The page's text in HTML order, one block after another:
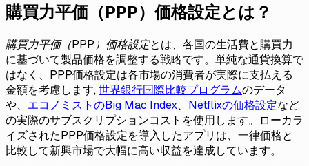
購買力平価（PPP）価格設定とは？
購買力平価（PPP）価格設定とは、各国の生活費と購買力
に基づいて製品価格を調整する戦略です。単純な通貨換算で
はなく、PPP価格設定は各市場の消費者が実際に支払える
金額を考慮します,世界銀行国際比較プログラムのデータ
や、 エコノミストのBig Mac Index、 Netflixの価格設定など
の実際のサブスクリプションコストを使用します。ローカラ
イズされたPPP価格設定を導入したアプリは、一律価格と
比較して新興市場で大幅に高い収益を達成しています。